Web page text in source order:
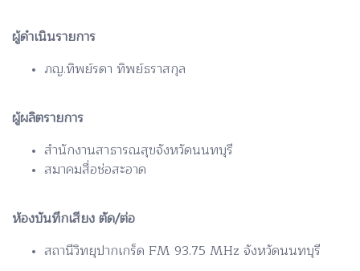
ผู้ดำเนินรายการ
ภญ.ทิพย์รดา ทิพย์ธราสกุล
ผู้ผลิตรายการ
สำนักงานสาธารณสุขจังหวัดนนทบุรี
สมาคมสื่อช่อสะอาด
ห้องบันทึกเสียง ตัด/ต่อ
สถานีวิทยุปากเกร็ด FM 93.75 MHz จังหวัดนนทบุรี